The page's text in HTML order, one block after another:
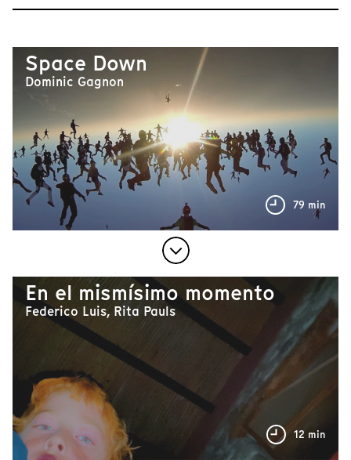
Space Down
Dominic Gagnon
79 min
En el mismísimo momento
Federico Luis, Rita Pauls
12 min